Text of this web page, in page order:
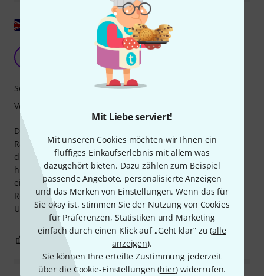
Mit Liebe serviert!
Mit unseren Cookies möchten wir Ihnen ein
fluffiges Einkaufserlebnis mit allem was
dazugehört bieten. Dazu zählen zum Beispiel
passende Angebote, personalisierte Anzeigen
und das Merken von Einstellungen. Wenn das für
Sie okay ist, stimmen Sie der Nutzung von Cookies
für Präferenzen, Statistiken und Marketing
einfach durch einen Klick auf „Geht klar“ zu (alle
anzeigen).
Sie können Ihre erteilte Zustimmung jederzeit
über die Cookie-Einstellungen (hier) widerrufen.
Groß und schlagkräftig
S. Dia 16.11.2019
Diese Bassdrum passt hervorragend zu meinem 14"-
Racktom und 18"-Standtom. Sie hat einen fetten und
druckvollen Klang, nachdem ich ein kleines Handtuch
hineingelegt habe, um die Obertöne zu reduzieren. Nach
ein paar Monaten habe ich das Standardfell gegen ein
Remo P3 ausgetauscht, und jetzt klingt sie noch besser.
Unglaubliche Qualität für diesen Preis.
Sound
Verarbeitung
BEWERTUNG MELDEN